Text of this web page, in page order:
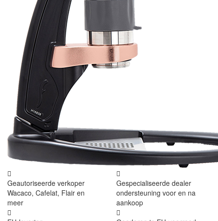
Geautoriseerde verkoper
Wacaco, Cafelat, Flair en
meer
Gespecialiseerde dealer
ondersteuning voor en na
aankoop